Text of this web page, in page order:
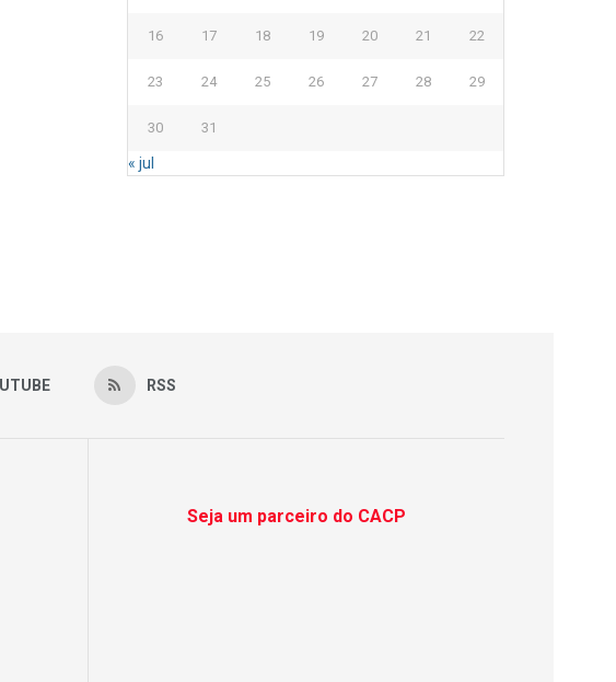
16 17 18 19 20 21 22
23 24 25 26 27 28 29
30 31
« jul
RSS
Seja um parceiro do CACP